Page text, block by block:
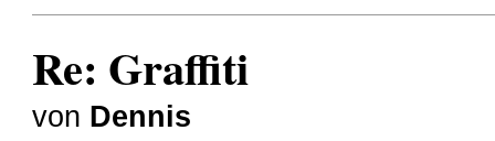
Re: Graffiti
von Dennis